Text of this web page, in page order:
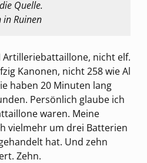
Quelle.
in Ruinen
Artilleriebattaillone, nicht elf.
Kanonen, nicht 258 wie Al
haben 20 Minuten lang
Persönlich glaube ich
waren. Meine
vielmehr um drei Batterien
hat. Und zehn
Zehn.